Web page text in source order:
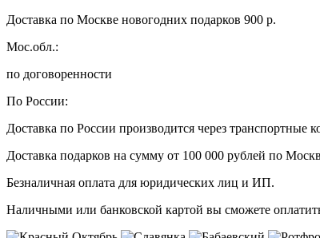
Доставка по Москве новогодних подарков 900 р.
Мос.обл.:
по договоренности
По России:
Доставка по России производится через
Доставка подарков на сумму от 100 000 рублей по
Безналичная оплата для юридических лиц и ИП.
Наличными или банковской картой вы сможете